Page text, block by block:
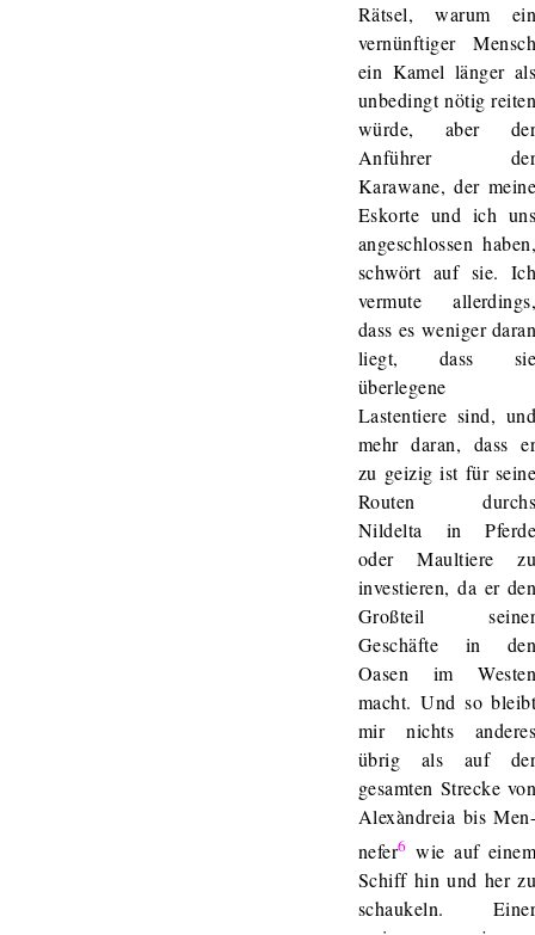
Rätsel, warum
vernünftiger
ein Kamel länger
unbedingt nötig
würde, aber
Anführer
Karawane, der
Eskorte und ich
angeschlossen
schwört auf sie.
vermute
dass es weniger
liegt, dass
überlegene
Lastentiere sind,
mehr daran, dass
zu geizig ist für
Routen
Nildelta in
oder Maultiere
investieren, da er
Großteil
Geschäfte in
Oasen im
macht. Und so
mir nichts
übrig als auf
gesamten Strecke
Alexàndreia bis
nefer6 wie auf
Schiff hin und her
schaukeln.